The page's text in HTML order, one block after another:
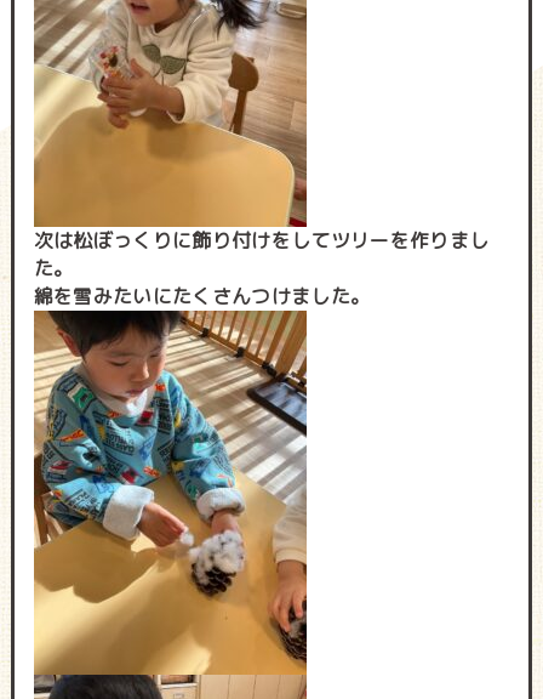
次は松ぼっくりに飾り付けをしてツリーを作りまし
た。
綿を雪みたいにたくさんつけました。